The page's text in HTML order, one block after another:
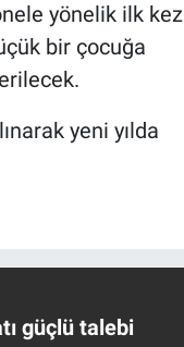
yönelik ilk kez
bir çocuğa
yeni yılda
güçlü talebi